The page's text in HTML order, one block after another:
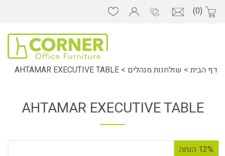
(0)
דף הבית > שולחנות מנהלים >
AHTAMAR EXECUTIVE TABLE
AHTAMAR EXECUTIVE TABLE
12% הנחה